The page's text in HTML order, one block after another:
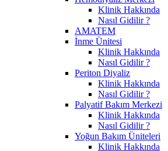
Klinik Hakkında
Nasıl Gidilir ?
AMATEM
İnme Ünitesi
Klinik Hakkında
Nasıl Gidilir ?
Periton Diyaliz
Klinik Hakkında
Nasıl Gidilir ?
Palyatif Bakım Merkezi
Klinik Hakkında
Nasıl Gidilir ?
Yoğun Bakım Üniteleri
Klinik Hakkında